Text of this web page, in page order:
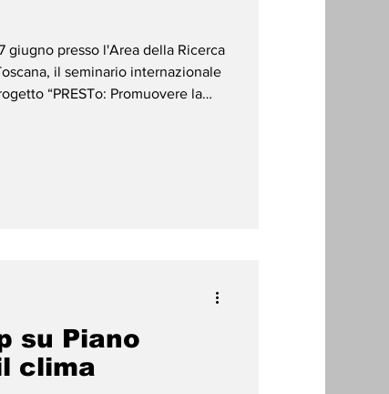
giugno presso l'Area della Ricerca
il seminario internazionale
“PRESTo: Promuovere la
su Piano
clima